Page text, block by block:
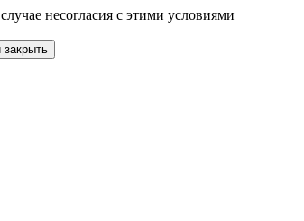
несогласия с этими условиями
закрыть